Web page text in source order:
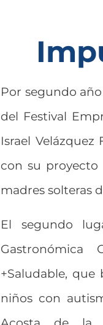
Por segundo
del Festival
Israel Velázquez
con su proyecto
madres solteras
El segundo
Gastronómica
+Saludable, que
niños con